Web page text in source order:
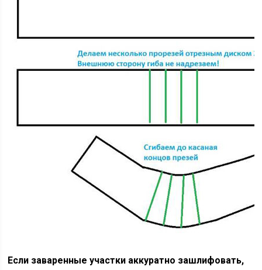
Если заваренные участки аккуратно зашлифовать,